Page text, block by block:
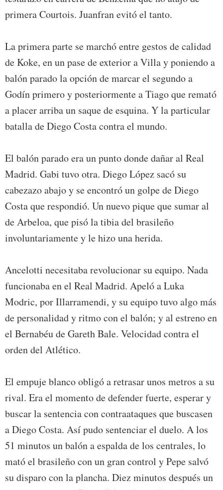
primera Courtois. Juanfran evitó el tanto.
La primera parte se marchó entre gestos de calidad
de Koke, en un pase de exterior a Villa y poniendo a
balón parado la opción de marcar el segundo a
Godín primero y posteriormente a Tiago que remató
a placer arriba un saque de esquina. Y la particular
batalla de Diego Costa contra el mundo.
El balón parado era un punto donde dañar al Real
Madrid. Gabi tuvo otra. Diego López sacó su
cabezazo abajo y se encontró un golpe de Diego
Costa que respondió. Un nuevo pique que sumar al
de Arbeloa, que pisó la tibia del brasileño
involuntariamente y le hizo una herida.
Ancelotti necesitaba revolucionar su equipo. Nada
funcionaba en el Real Madrid. Apeló a Luka
Modric, por Illarramendi, y su equipo tuvo algo más
de personalidad y ritmo con el balón; y al estreno en
el Bernabéu de Gareth Bale. Velocidad contra el
orden del Atlético.
El empuje blanco obligó a retrasar unos metros a su
rival. Era el momento de defender fuerte, esperar y
buscar la sentencia con contraataques que buscasen
a Diego Costa. Así pudo sentenciar el duelo. A los
51 minutos un balón a espalda de los centrales, lo
mató el brasileño con un gran control y Pepe salvó
su disparo con la plancha. Diez minutos después un